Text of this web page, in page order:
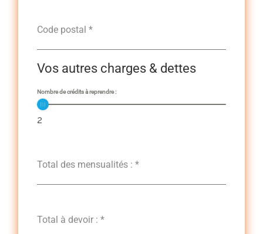
Code postal*
Vos autres charges & dettes
Nombre de crédits à reprendre :
2
Total des mensualités :*
Total à devoir :*